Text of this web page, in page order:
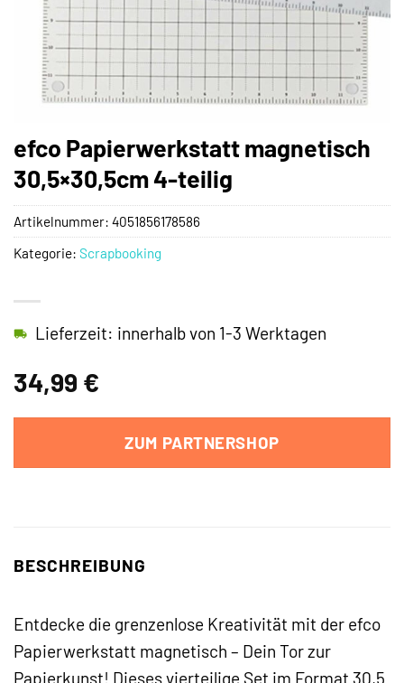
efco Papierwerkstatt magnetisch
30,5×30,5cm 4-teilig
34,99 €
Lieferzeit: innerhalb von 1-3 Werktagen
ZUM PARTNERSHOP
Artikelnummer: 4051856178586
Kategorie: Scrapbooking
BESCHREIBUNG
Entdecke die grenzenlose Kreativität mit der efco
Papierwerkstatt magnetisch – Dein Tor zur
Papierkunst! Dieses vierteilige Set im Format 30,5